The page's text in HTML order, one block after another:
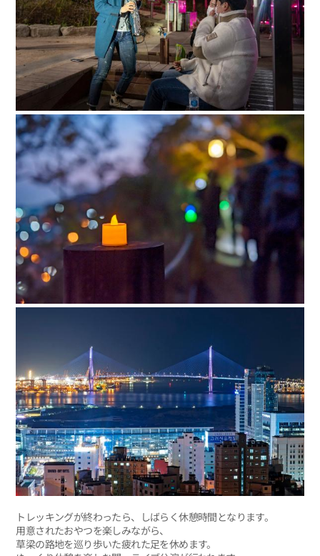
トレッキングが終わったら、しばらく休憩時間となります。
用意されたおやつを楽しみながら、
草梁の路地を巡り歩いた疲れた足を休めます。